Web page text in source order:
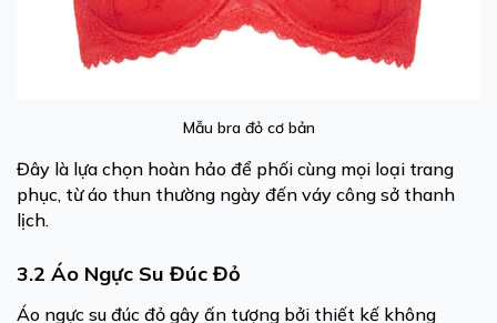
Mẫu bra đỏ cơ bản
Đây là lựa chọn hoàn hảo để phối cùng mọi loại trang
phục, từ áo thun thường ngày đến váy công sở thanh
lịch.
3.2 Áo Ngực Su Đúc Đỏ
Áo ngực su đúc đỏ gây ấn tượng bởi thiết kế không